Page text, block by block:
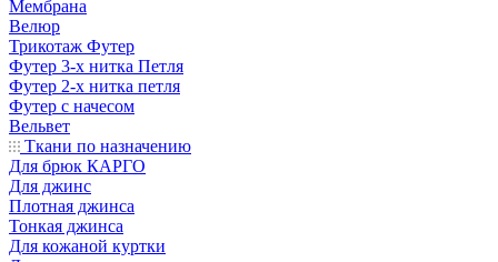
Мембрана
Велюр
Трикотаж Футер
Футер 3-х нитка Петля
Футер 2-х нитка петля
Футер с начесом
Вельвет
Ткани по назначению
Для брюк КАРГО
Для джинс
Плотная джинса
Тонкая джинса
Для кожаной куртки